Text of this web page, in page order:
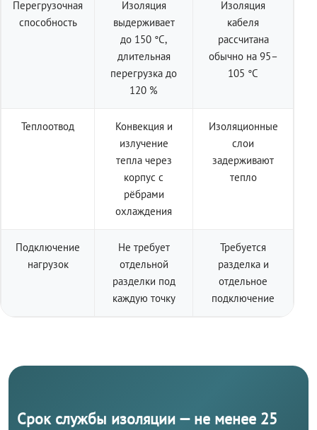
Перегрузочная
способность
Изоляция
выдерживает
до 150 °C,
длительная
перегрузка до
120 %
Изоляция
кабеля
рассчитана
обычно на 95–
105 °C
Теплоотвод
Конвекция и
излучение
тепла через
корпус с
рёбрами
охлаждения
Изоляционные
слои
задерживают
тепло
Подключение
нагрузок
Не требует
отдельной
разделки под
каждую точку
Требуется
разделка и
отдельное
подключение
Срок службы изоляции — не менее 25